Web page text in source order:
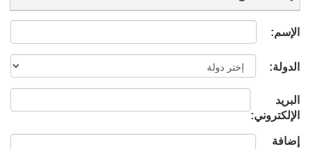
الإسم:
الدولة:
البريد
الإلكتروني:
إضافة